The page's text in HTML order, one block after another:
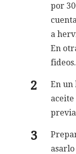
por
a
En
fideos.
En un